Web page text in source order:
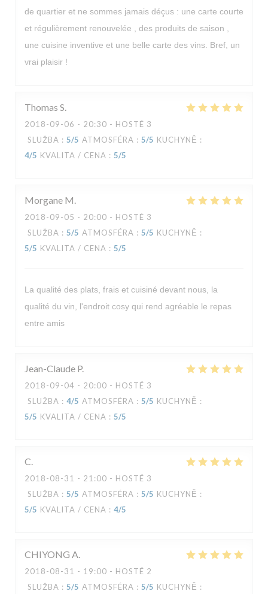
de quartier et ne sommes jamais déçus : une carte courte
et régulièrement renouvelée , des produits de saison ,
une cuisine inventive et une belle carte des vins. Bref, un
vrai plaisir !
Thomas S
2018-09-06 - 20:30 - HOSTÉ 3
SLUŽBA : 5/5 ATMOSFÉRA : 5/5 KUCHYNĚ :
4/5 KVALITA / CENA : 5/5
Morgane M
2018-09-05 - 20:00 - HOSTÉ 3
SLUŽBA : 5/5 ATMOSFÉRA : 5/5 KUCHYNĚ :
5/5 KVALITA / CENA : 5/5
La qualité des plats, frais et cuisiné devant nous, la
qualité du vin, l'endroit cosy qui rend agréable le repas
entre amis
Jean-Claude P
2018-09-04 - 20:00 - HOSTÉ 3
SLUŽBA : 4/5 ATMOSFÉRA : 5/5 KUCHYNĚ :
5/5 KVALITA / CENA : 5/5
C
2018-08-31 - 21:00 - HOSTÉ 3
SLUŽBA : 5/5 ATMOSFÉRA : 5/5 KUCHYNĚ :
5/5 KVALITA / CENA : 4/5
CHIYONG A
2018-08-31 - 19:00 - HOSTÉ 2
SLUŽBA : 5/5 ATMOSFÉRA : 5/5 KUCHYNĚ :